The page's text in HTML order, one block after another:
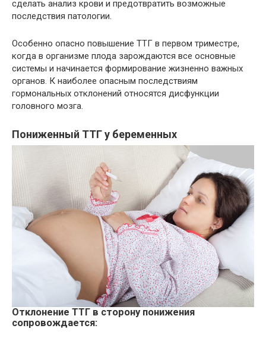
сделать анализ крови и предотвратить возможные
последствия патологии.
Особенно опасно повышение ТТГ в первом триместре,
когда в организме плода зарождаются все основные
системы и начинается формирование жизненно важных
органов. К наиболее опасным последствиям
гормональных отклонений относятся дисфункции
головного мозга.
Пониженный ТТГ у беременных
Отклонение ТТГ в сторону понижения
сопровождается: